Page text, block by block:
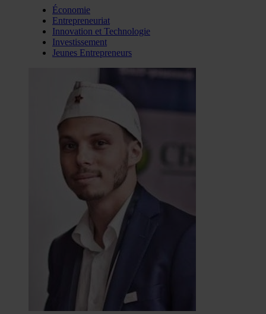
Économie
Entrepreneuriat
Innovation et Technologie
Investissement
Jeunes Entrepreneurs